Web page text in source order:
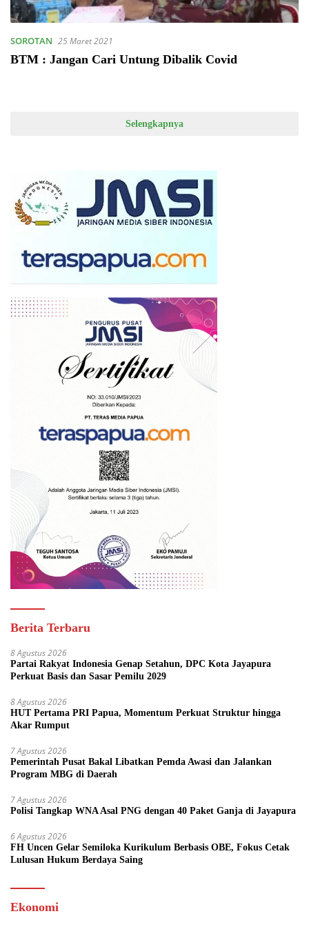
SOROTAN 25 Maret 2021
BTM : Jangan Cari Untung Dibalik Covid
Selengkapnya
Berita Terbaru
8 Agustus 2026
Partai Rakyat Indonesia Genap Setahun, DPC Kota Jayapura
Perkuat Basis dan Sasar Pemilu 2029
8 Agustus 2026
HUT Pertama PRI Papua, Momentum Perkuat Struktur hingga
Akar Rumput
7 Agustus 2026
Pemerintah Pusat Bakal Libatkan Pemda Awasi dan Jalankan
Program MBG di Daerah
7 Agustus 2026
Polisi Tangkap WNA Asal PNG dengan 40 Paket Ganja di Jayapura
6 Agustus 2026
FH Uncen Gelar Semiloka Kurikulum Berbasis OBE, Fokus Cetak
Lulusan Hukum Berdaya Saing
Ekonomi